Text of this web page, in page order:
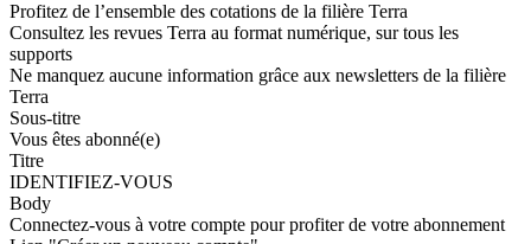
Profitez de l’ensemble des cotations de la filière Terra
Consultez les revues Terra au format numérique, sur tous les
supports
Ne manquez aucune information grâce aux newsletters de la filière
Terra
Sous-titre
Vous êtes abonné(e)
Titre
IDENTIFIEZ-VOUS
Body
Connectez-vous à votre compte pour profiter de votre abonnement